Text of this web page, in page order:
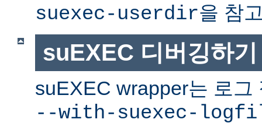
suexec-userdir을 참
suEXEC 디버깅하기
suEXEC wrapper는 로그
--with-suexec-